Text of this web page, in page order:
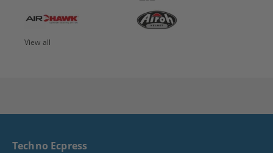
View all
Techno Ecpress